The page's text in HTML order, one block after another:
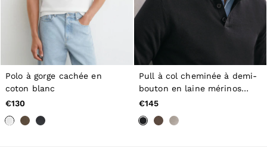
Polo à gorge cachée en
coton blanc
€130
Pull à col cheminée à demi-
bouton en laine mérinos
bleu marine
€145